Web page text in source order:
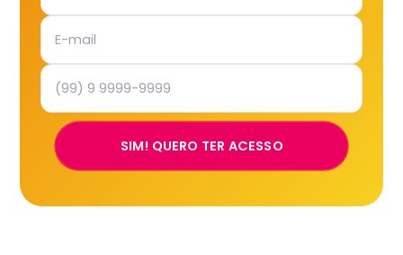
SIM! QUERO TER ACESSO